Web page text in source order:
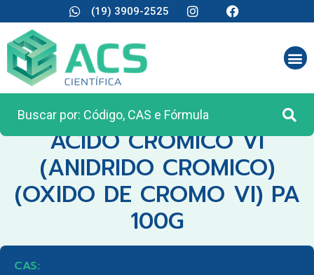
(19) 3909-2525
CATEGORIA:REAGENTES ANALÍTICOS
ACIDO CROMICO VI
(ANIDRIDO CROMICO)
(OXIDO DE CROMO VI) PA
100G
CAS: